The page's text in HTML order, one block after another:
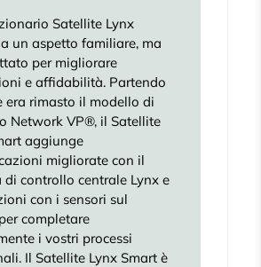
Satellite Lynx
un aspetto familiare, ma
per migliorare
e affidabilità. Partendo
era rimasto il modello di
Network VP®, il Satellite
aggiunge
migliorate con il
di controllo centrale Lynx e
con i sensori sul
completare
i vostri processi
Il Satellite Lynx Smart è